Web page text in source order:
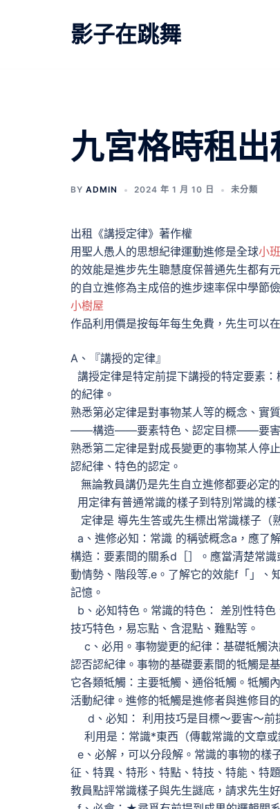
影子在跳舞
九宮格時租
BY ADMIN 2024 年 1 月 10 日 未分類
出租《講授定律》著作權
用聖人愚人的思想紀律運動進修是全球小
的效能是進步先生聰慧度保普通先生都有
的自立進修為主成倍的進步速率保中學節
小樹屋
作品利用價是按每年每生免費，先生可以
A、『講授的定律』
講授定律是特定前提下講授的特定要素
的紀律。
熟悉第必定律是對事物某人等的概念、實
——構造——要素特色、認定目標——要害
熟悉第二定律是對成長變更的事物某人停
認紀律、特色的認定。
無論教員講仍是先生自立進修都要必定
用定律有普通常識的樣子到特別常識的樣
定律是 導先生答或先生標出常識樣子（
a、進修必知：常識 的稱號概念a，應了
構造：要素間的關系d［］。應當清楚常
動情勢、階段等.e。了解它的效能f「」
記憶。
b、必知特色。常識的特色： 差別性特
技巧特色，易忘點、含混點、難點等。
c、必用。事物變更的紀律：基礎牴觸
認否認紀律。事物的基礎要素間的牴觸是
它各類牴觸：主要牴觸、通俗牴觸。牴觸
活動紀律。進修的牴觸是進修者與進修目
d、必知： 利用技巧是目標～要害～前
利用是：常識*東西（傳載常識的文章或
e、必解，可以分段解。常識的事物的樣
征、特異、特形、特點、特技、特能、特
教員點評常識樣子與先生謎底，請求先生